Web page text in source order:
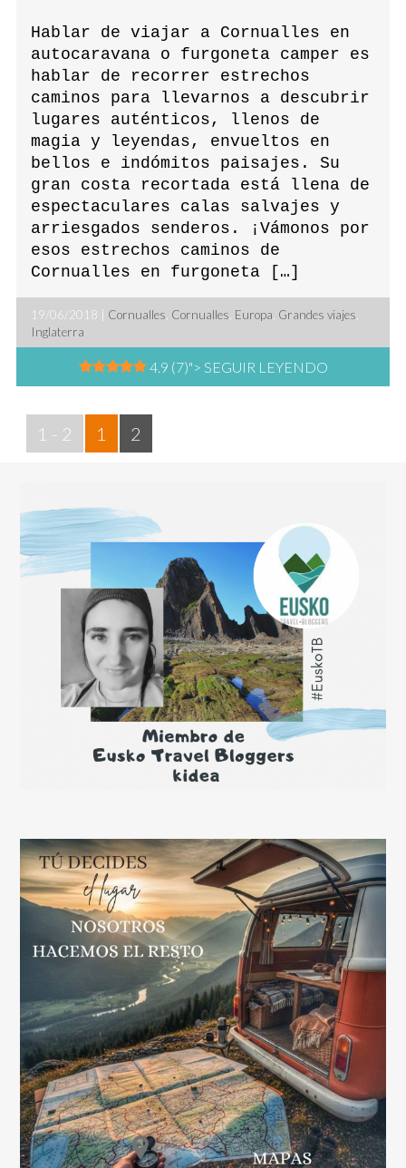
Hablar de viajar a Cornualles en
autocaravana o furgoneta camper es
hablar de recorrer estrechos
caminos para llevarnos a descubrir
lugares auténticos, llenos de
magia y leyendas, envueltos en
bellos e indómitos paisajes. Su
gran costa recortada está llena de
espectaculares calas salvajes y
arriesgados senderos. ¡Vámonos por
esos estrechos caminos de
Cornualles en furgoneta […]
19/06/2018 | Cornualles, Cornualles, Europa, Grandes viajes,
Inglaterra
4.9 (7)"> SEGUIR LEYENDO
1 - 2 1 2